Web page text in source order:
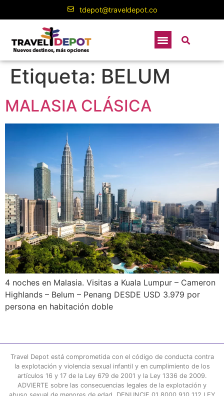
tdepot@traveldepot.co
Etiqueta: BELUM
MALASIA CLÁSICA
4 noches en Malasia. Visitas a Kuala Lumpur – Cameron
Highlands – Belum – Penang DESDE USD 3.979 por
persona en habitación doble
Travel Depot está comprometida con el código de conducta contra
la explotación y violencia sexual infantil y en cumplimiento de los
artículos 16 y 17 de la Ley 679 de 2001 y la Ley 1336 de 2009.
ADVIERTE sobre las consecuencias legales de la explotación y